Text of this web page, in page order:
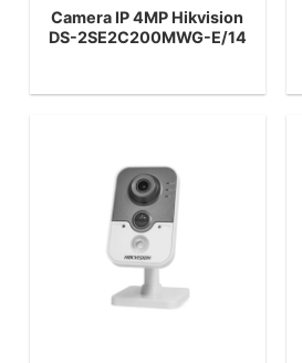
Camera IP 4MP Hikvision
DS-2SE2C200MWG-E/14